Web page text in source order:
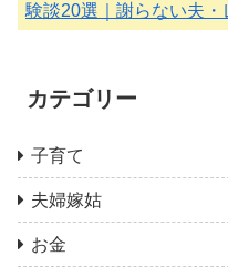
験談20選｜謝らない夫
カテゴリー
子育て
夫婦嫁姑
お金